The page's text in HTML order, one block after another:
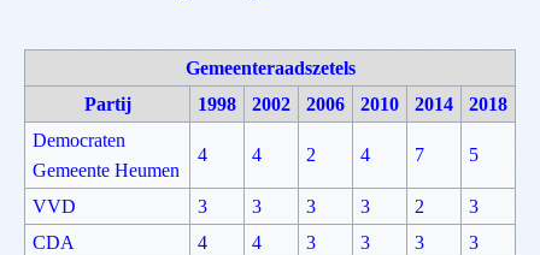
Gemeenteraadszetels
Partij
1998 2002 2006 2010 2014
2018
Democraten
Gemeente Heumen
4 4 2 4 7 5
VVD 3 3 3 3 2
3
CDA
4 4 3 3 3
3